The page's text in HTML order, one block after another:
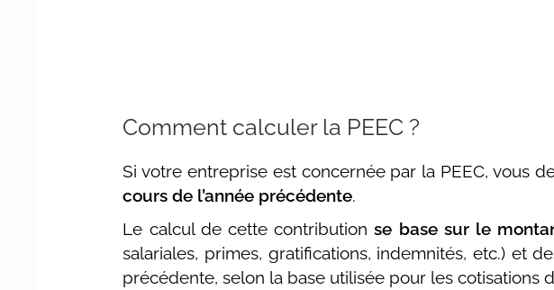
Comment calculer la PEEC ?
Si votre entreprise est concernée par la PEEC, vous
cours de l’année précédente.
Le calcul de cette contributionse base sur le
salariales, primes, gratifications, indemnités, etc.) et
précédente, selon la base utilisée pour les cotisations